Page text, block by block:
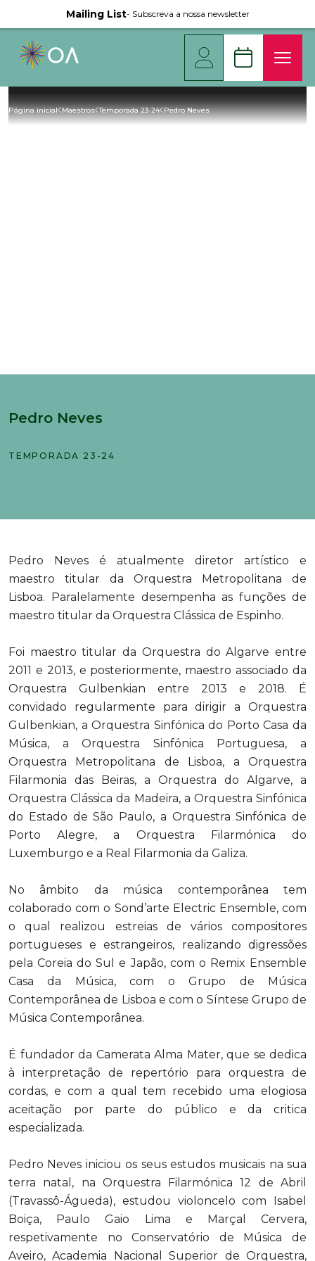
Mailing List- Subscreva a nossa newsletter
Página inicial Maestros Temporada 23-24 Pedro Neves
Pedro Neves
TEMPORADA 23-24
Pedro Neves é atualmente diretor artístico e
maestro titular da Orquestra Metropolitana de
Lisboa. Paralelamente desempenha as funções de
maestro titular da Orquestra Clássica de Espinho.
Foi maestro titular da Orquestra do Algarve entre
2011 e 2013, e posteriormente, maestro associado da
Orquestra Gulbenkian entre 2013 e 2018. É
convidado regularmente para dirigir a Orquestra
Gulbenkian, a Orquestra Sinfónica do Porto Casa da
Música, a Orquestra Sinfónica Portuguesa, a
Orquestra Metropolitana de Lisboa, a Orquestra
Filarmonia das Beiras, a Orquestra do Algarve, a
Orquestra Clássica da Madeira, a Orquestra Sinfónica
do Estado de São Paulo, a Orquestra Sinfónica de
Porto Alegre, a Orquestra Filarmónica do
Luxemburgo e a Real Filarmonia da Galiza.
No âmbito da música contemporânea tem
colaborado com o Sond’arte Electric Ensemble, com
o qual realizou estreias de vários compositores
portugueses e estrangeiros, realizando digressões
pela Coreia do Sul e Japão, com o Remix Ensemble
Casa da Música, com o Grupo de Música
Contemporânea de Lisboa e com o Síntese Grupo de
Música Contemporânea.
É fundador da Camerata Alma Mater, que se dedica
à interpretação de repertório para orquestra de
cordas, e com a qual tem recebido uma elogiosa
aceitação por parte do público e da critica
especializada.
Pedro Neves iniciou os seus estudos musicais na sua
terra natal, na Orquestra Filarmónica 12 de Abril
(Travassô-Águeda), estudou violoncelo com Isabel
Boiça, Paulo Gaio Lima e Marçal Cervera,
respetivamente no Conservatório de Música de
Aveiro, Academia Nacional Superior de Orquestra,